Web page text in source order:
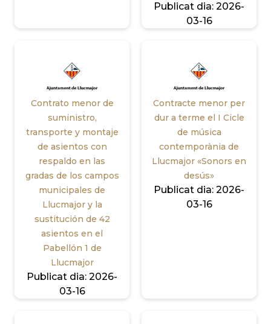
Publicat dia: 2026-
03-16
Contrato menor de
suministro,
transporte y montaje
de asientos con
respaldo en las
gradas de los campos
municipales de
Llucmajor y la
sustitución de 42
asientos en el
Pabellón 1 de
Llucmajor
Publicat dia: 2026-
03-16
Contracte menor per
dur a terme el I Cicle
de música
contemporània de
Llucmajor «Sonors en
desús»
Publicat dia: 2026-
03-16